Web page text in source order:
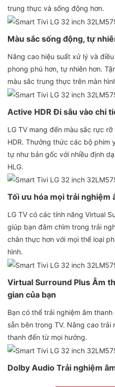
trung thực và sống động hơn.
Màu sắc sống động, tự
Nâng cao hiệu suất xử lý và
phong phú hơn, tự nhiên hơn.
màu sắc trung thực trên màn
Active HDR Đi sâu vào chi
LG TV mang đến màu sắc rực
HDR. Thưởng thức các bộ phim
tự như bản gốc với nhiều định
HLG.
Tối ưu hóa mọi trải nghiệm
LG TV có các tính năng Virtual
giúp bạn đắm chìm trong trải
chân thực hơn với mọi thể loại
hình.
Virtual Surround Plus Âm
gian của bạn
Bạn có thể trải nghiệm âm
sẵn bên trong TV. Nâng cao trải
thanh đến từ mọi hướng.
Dolby Audio Trải nghiệm
Trải nghiệm âm thanh chất